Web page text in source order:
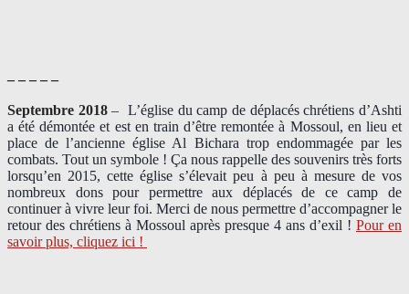
– – – – –
Septembre 2018– L’église du camp de déplacés chrétiens d’Ashti
a été démontée et est en train d’être remontée à Mossoul, en lieu et
place de l’ancienne église Al Bichara trop endommagée par les
combats. Tout un symbole ! Ça nous rappelle des souvenirs très forts
lorsqu’en 2015, cette église s’élevait peu à peu à mesure de vos
nombreux dons pour permettre aux déplacés de ce camp de
continuer à vivre leur foi. Merci de nous permettre d’accompagner le
retour des chrétiens à Mossoul après presque 4 ans d’exil ! Pour en
savoir plus, cliquez ici !